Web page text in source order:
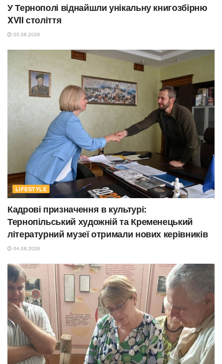
У Тернополі віднайшли унікальну книгозбірню
XVII століття
05.08.2026
LIFESTYLE
Кадрові призначення в культурі:
Тернопільський художній та Кременецький
літературний музеї отримали нових керівників
04.08.2026